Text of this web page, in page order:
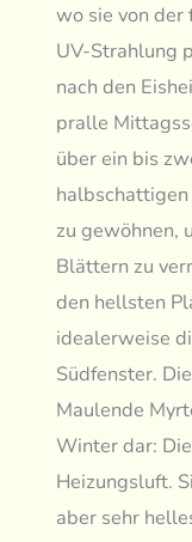
wo sie von der
UV-Strahlung
nach den
pralle
über ein bis
zu gewöhnen,
Blättern zu
den hellsten
idealerweise
Südfenster.
Maulende
Winter dar:
Heizungsluft.
aber sehr